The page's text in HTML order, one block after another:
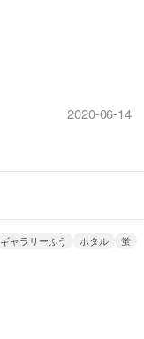
2020-06-14
ギャラリーふう ホタル 蛍